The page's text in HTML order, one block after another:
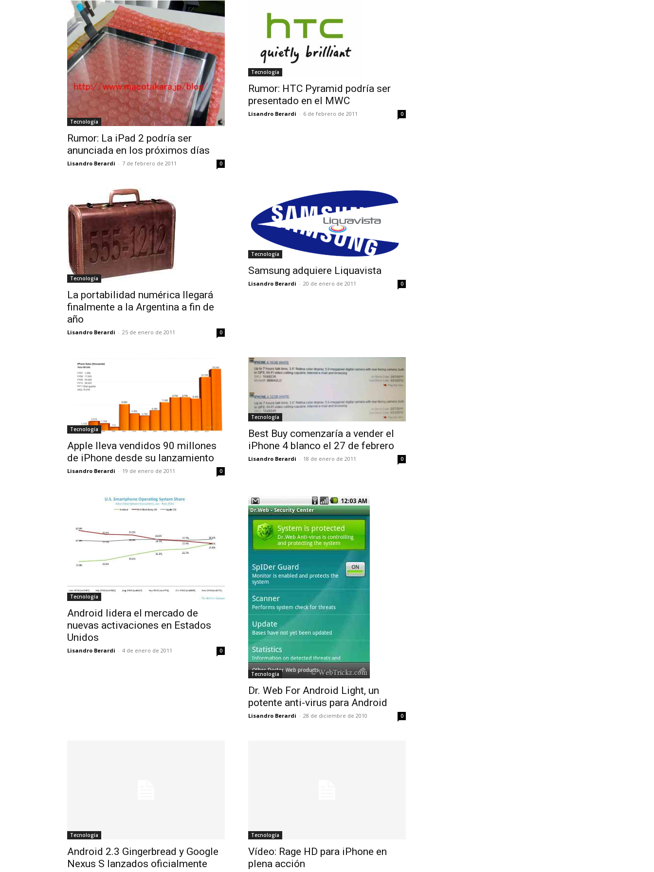
Tecnología
Rumor: La iPad 2 podría ser
anunciada en los próximos días
Lisandro Berardi - 7 de febrero de 2011 0
Tecnología
Rumor: HTC Pyramid podría ser
presentado en el MWC
Lisandro Berardi - 6 de febrero de 2011 0
Tecnología
La portabilidad numérica llegará
finalmente a la Argentina a fin de
año
Lisandro Berardi - 25 de enero de 2011 0
Tecnología
Samsung adquiere Liquavista
Lisandro Berardi - 20 de enero de 2011 0
Tecnología
Apple lleva vendidos 90 millones
de iPhone desde su lanzamiento
Lisandro Berardi - 19 de enero de 2011 0
Tecnología
Best Buy comenzaría a vender el
iPhone 4 blanco el 27 de febrero
Lisandro Berardi - 18 de enero de 2011 0
Tecnología
Android lidera el mercado de
nuevas activaciones en Estados
Unidos
Lisandro Berardi - 4 de enero de 2011 0
Tecnología
Dr. Web For Android Light, un
potente anti-virus para Android
Lisandro Berardi - 28 de diciembre de 2010 0
Tecnología
Android 2.3 Gingerbread y Google
Nexus S lanzados oficialmente
Tecnología
Vídeo: Rage HD para iPhone en
plena acción